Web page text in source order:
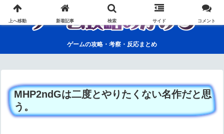
ゲームの攻略・考察・反応まとめ
MHP2ndGは二度とやりたくない名作だと思
う。
上へ移動 新着記事 検索 サイド コメント